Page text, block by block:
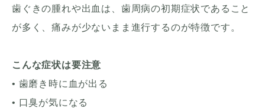
歯ぐきの腫れや出血は、歯周病の初期症状であること
が多く、痛みが少ないまま進行するのが特徴です。
こんな症状は要注意
• 歯磨き時に血が出る
• 口臭が気になる